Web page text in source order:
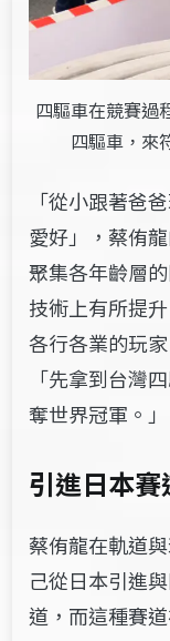
四驅車在競賽過
四驅車，來
「從小跟著爸
愛好」，蔡侑
聚集各年齡層
技術上有所提
各行各業的玩
「先拿到台灣
奪世界冠軍。」
引進日本
蔡侑龍在軌道
己從日本引進
道，而這種賽